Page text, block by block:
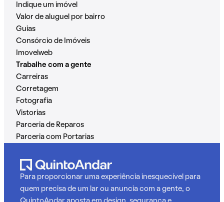
Indique um imóvel
Valor de aluguel por bairro
Guias
Consórcio de Imóveis
Imovelweb
Trabalhe com a gente
Carreiras
Corretagem
Fotografia
Vistorias
Parceria de Reparos
Parceria com Portarias
Para proporcionar uma experiência inesquecível para
quem precisa de um lar ou anuncia com a gente, o